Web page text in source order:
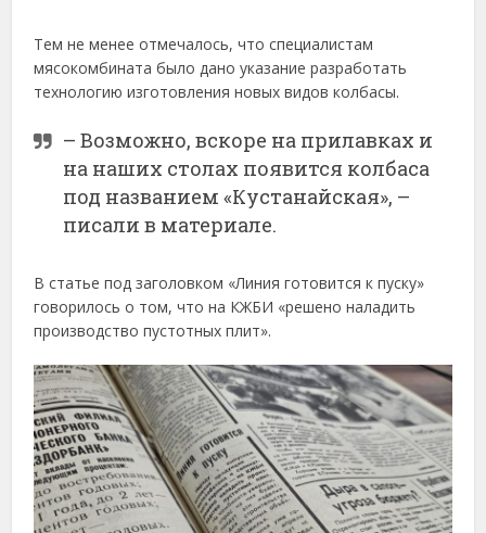
Тем не менее отмечалось, что специалистам
мясокомбината было дано указание разработать
технологию изготовления новых видов колбасы.
– Возможно, вскоре на прилавках и
на наших столах появится колбаса
под названием «Кустанайская», –
писали в материале.
В статье под заголовком «Линия готовится к пуску»
говорилось о том, что на КЖБИ «решено наладить
производство пустотных плит».